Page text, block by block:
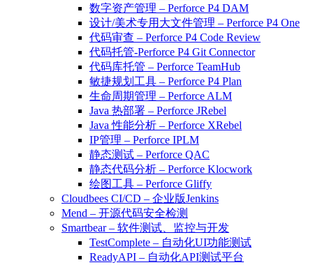
数字资产管理 – Perforce P4 DAM
设计/美术专用大文件管理 – Perforce P4 One
代码审查 – Perforce P4 Code Review
代码托管-Perforce P4 Git Connector
代码库托管 – Perforce TeamHub
敏捷规划工具 – Perforce P4 Plan
生命周期管理 – Perforce ALM
Java 热部署 – Perforce JRebel
Java 性能分析 – Perforce XRebel
IP管理 – Perforce IPLM
静态测试 – Perforce QAC
静态代码分析 – Perforce Klocwork
绘图工具 – Perforce Gliffy
Cloudbees CI/CD – 企业版Jenkins
Mend – 开源代码安全检测
Smartbear – 软件测试、监控与开发
TestComplete – 自动化UI功能测试
ReadyAPI – 自动化API测试平台